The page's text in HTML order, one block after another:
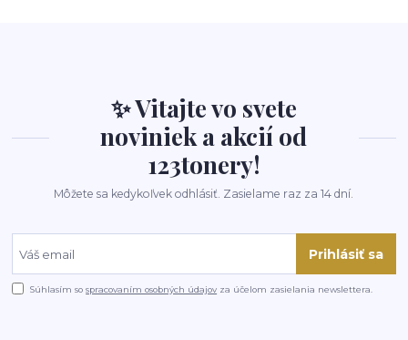
✨ Vitajte vo svete
noviniek a akcií od
123tonery!
Môžete sa kedykoľvek odhlásiť. Zasielame raz za 14 dní.
Prihlásiť sa
Súhlasím sospracovaním osobných údajov za účelom zasielania newslettera.